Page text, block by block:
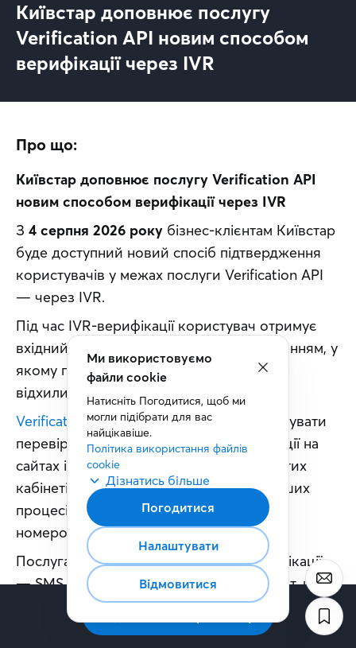
Київстар доповнює послугу
Verification API новим способом
верифікації через IVR
Про що:
Київстар доповнює послугу Verification API
новим способом верифікації через IVR
З 4 серпня 2026 року бізнес-клієнтам Київстар
буде доступний новий спосіб підтвердження
користувачів у межах послуги Verification API
— через IVR.
Під час IVR-верифікації користувач отримує
вхідний дзвінок із голосовим повідомленням, у
якому пропонується підтвердити або
відхилити запит на верифікацію.
Verification API дозволяє бізнесу організувати
перевірку користувачів під час реєстрації на
сайтах і в застосунках, входу до особистих
кабінетів, підтвердження операцій та інших
процесів, де необхідна ідентифікація за
номером телефону.
Послуга підтримує кілька каналів верифікації
— SMS, телефонний дзвінок та IVR-запит, що
дає змогу бізнесу обрати оптимальний спосіб
підтвердження користувачів залежно від
Ми використовуємо
файли cookie
Натисніть Погодитися, щоб ми
могли підібрати для вас
найцікавіше.
Політика використання файлів
cookie
Дізнатись більше
Погодитися
Налаштувати
Відмовитися